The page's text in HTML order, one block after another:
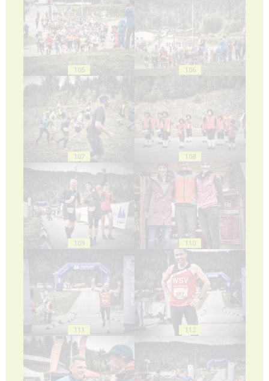
105 106
107 108
109 110
111 112